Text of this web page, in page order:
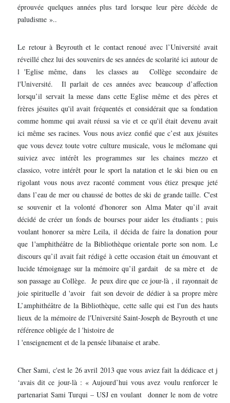
éprouvée quelques années plus tard lorsque leur père décède de
paludisme »..
Le retour à Beyrouth et le contact renoué avec l’Université avait
réveillé chez lui des souvenirs de ses années de scolarité ici autour de
l 'Eglise même, dans les classes au Collège secondaire de
l'Université. Il parlait de ces années avec beaucoup d’affection
lorsqu’il servait la messe dans cette Eglise même et des pères et
frères jésuites qu'il avait fréquentés et considérait que sa fondation
comme homme qui avait réussi sa vie et ce qu'il était devenu avait
ici même ses racines. Vous nous aviez confié que c’est aux jésuites
que vous devez toute votre culture musicale, vous le mélomane qui
suiviez avec intérêt les programmes sur les chaines mezzo et
classico, votre intérêt pour le sport la natation et le ski bien ou en
rigolant vous nous avez raconté comment vous étiez presque jeté
dans l’eau de mer ou chaussé de bottes de ski de grande taille. C'est
se souvenir et la volonté d'honorer son Alma Mater qu’il avait
décidé de créer un fonds de bourses pour aider les étudiants ; puis
voulant honorer sa mère Leila, il décida de faire la donation pour
que 1'amphithéâtre de la Bibliothèque orientale porte son nom. Le
discours qu’il avait fait rédigé à cette occasion était un émouvant et
lucide témoignage sur la mémoire qu’il gardait de sa mère et de
son passage au Collège. Je peux dire que ce jour-là , il rayonnait de
joie spirituelle d 'avoir fait son devoir de dédier à sa propre mère
L’amphithéâtre de la Bibliothèque, cette salle qui est l'un des hauts
lieux de la mémoire de l'Université Saint-Joseph de Beyrouth et une
référence obligée de l 'histoire de
l 'enseignement et de la pensée libanaise et arabe.
Cher Sami, c'est le 26 avril 2013 que vous aviez fait la dédicace et j
‘avais dit ce jour-là : « Aujourd’hui vous avez voulu renforcer le
partenariat Sami Turqui – USJ en voulant donner le nom de votre